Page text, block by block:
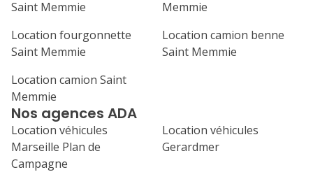
31
septembre 2026
lu me je
1
7 8
14 16
21
Nos agences ADA
Location véhicules
Marseille Plan de
Campagne
Location véhicules
Gerardmer
Saint Memmie
Memmie
Location fourgonnette
Saint Memmie
Location camion benne
Saint Memmie
Location camion Saint
Memmie